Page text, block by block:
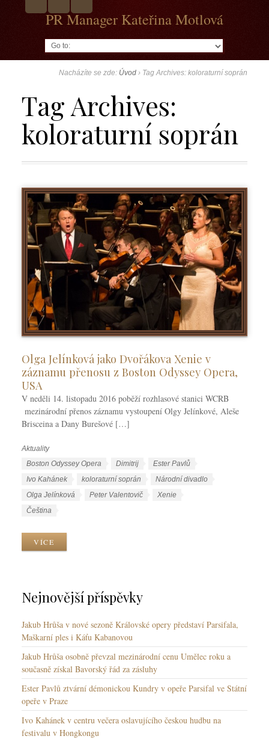
PR Manager Kateřina Motlová
Nacházíte se zde: Úvod › Tag Archives: koloraturní soprán
Tag Archives:
koloraturní soprán
Olga Jelínková jako Dvořákova Xenie v
záznamu přenosu z Boston Odyssey Opera,
USA
V neděli 14. listopadu 2016 poběží rozhlasové stanici WCRB
mezinárodní přenos záznamu vystoupení Olgy Jelínkové, Aleše
Brisceina a Dany Burešové […]
R
Aktuality
ŠBoston Odyssey Opera Dimitrij
Ester Pavlů
Ivo Kahánek
koloraturní soprán
Národní divadlo
Olga Jelínková
Peter Valentovič Xenie
y
Čeština
VÍCE
Nejnovější příspěvky
Jakub Hrůša v nové sezoně Královské opery představí Parsifala,
Maškarní ples i Káťu Kabanovou
Jakub Hrůša osobně převzal mezinárodní cenu Umělec roku a
současně získal Bavorský řád za zásluhy
Ester Pavlů ztvární démonickou Kundry v opeře Parsifal ve Státní
opeře v Praze
Ivo Kahánek v centru večera oslavujícího českou hudbu na
festivalu v Hongkongu